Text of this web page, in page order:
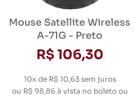
Mouse Satellite Wireless
A-71G - Preto
R$ 106,30
10x de R$ 10,63 sem juros
ou R$ 98,86à vista no boleto ou